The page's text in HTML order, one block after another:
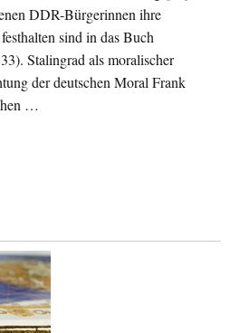
DDR-Bürgerinnen ihre
sind in das Buch
Stalingrad als moralischer
der deutschen Moral Frank
…